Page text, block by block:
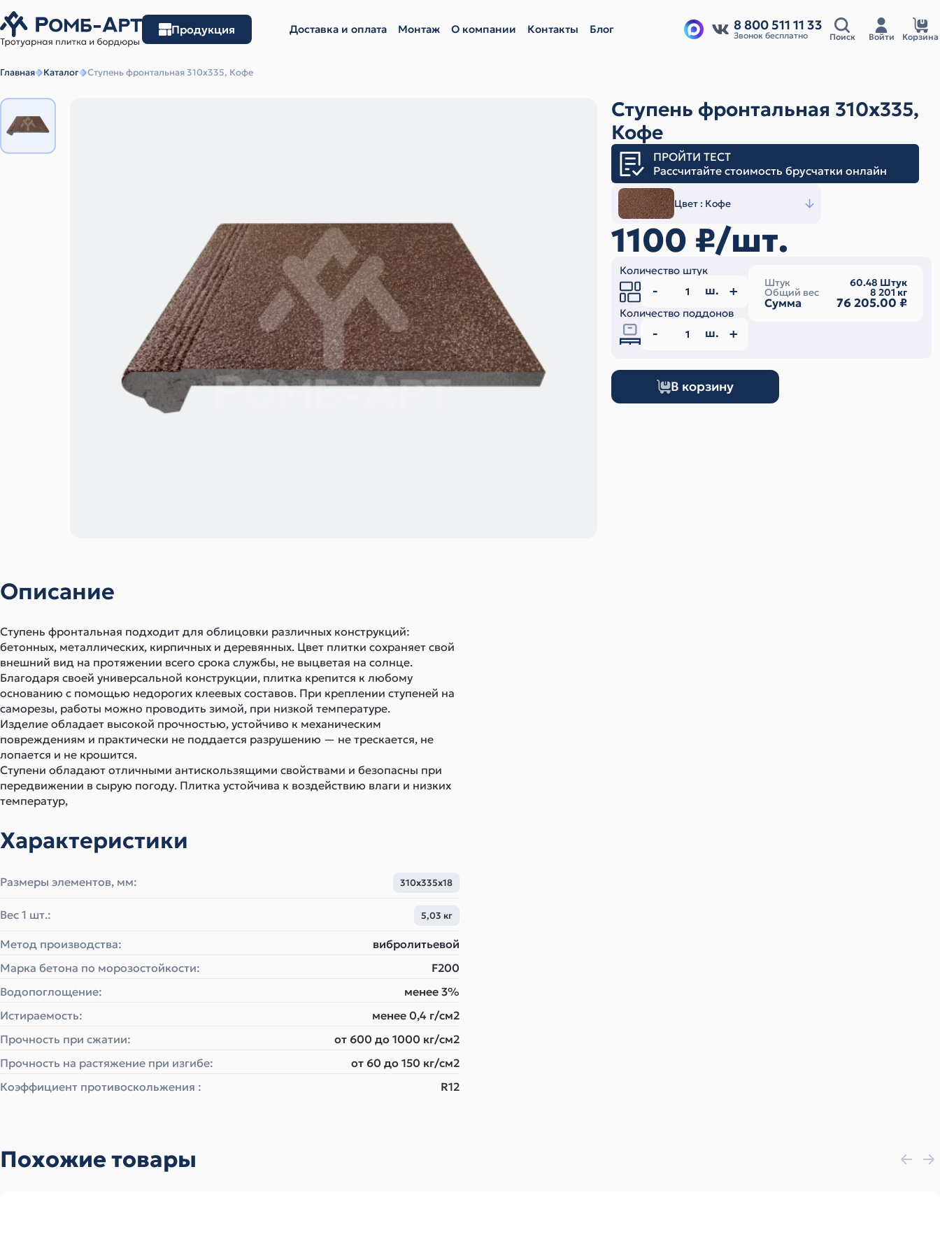
Продукция Доставка и оплата Монтаж О компании Контакты Блог 8 800 511 11 33
Звонок бесплатно Поиск Войти Корзина
Главная Каталог Ступень фронтальная 310х335, Кофе
Ступень фронтальная 310х335,
Кофе
ПРОЙТИ ТЕСТ
Рассчитайте стоимость брусчатки онлайн
Цвет : Кофе
1100 ₽/шт.
Количество штук
ш.
Количество поддонов
ш.
Штук 60.48 Штук
Общий вес 8 201кг
Сумма 76 205.00 ₽
В корзину
Описание
Ступень фронтальная подходит для облицовки различных конструкций:
бетонных, металлических, кирпичных и деревянных. Цвет плитки сохраняет свой
внешний вид на протяжении всего срока службы, не выцветая на солнце.
Благодаря своей универсальной конструкции, плитка крепится к любому
основанию с помощью недорогих клеевых составов. При креплении ступеней на
саморезы, работы можно проводить зимой, при низкой температуре.
Изделие обладает высокой прочностью, устойчиво к механическим
повреждениям и практически не поддается разрушению — не трескается, не
лопается и не крошится.
Ступени обладают отличными антискользящими свойствами и безопасны при
передвижении в сырую погоду. Плитка устойчива к воздействию влаги и низких
температур,
Характеристики
Размеры элементов, мм: 310x335x18
Вес 1 шт.: 5,03 кг
Метод производства:
вибролитьевой
Марка бетона по морозостойкости:
F200
Водопоглощение:
менее 3%
Истираемость:
менее 0,4 г/см2
Прочность при сжатии:
от 600 до 1000 кг/см2
Прочность на растяжение при изгибе:
от 60 до 150 кг/см2
Коэффициент противоскольжения :
R12
Похожие товары